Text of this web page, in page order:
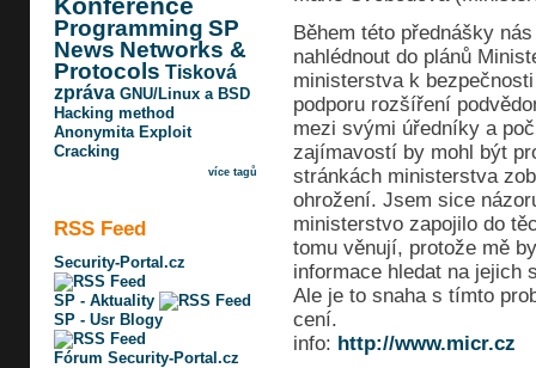
Konference
Programming SP
News Networks &
Protocols Tisková
zpráva GNU/Linux a BSD
Hacking method
Anonymita Exploit
Cracking
více tagů
RSS Feed
Security-Portal.cz
SP - Aktuality
SP - Usr Blogy
Fórum Security-Portal.cz
Během této přednášky
nahlédnout do plánů
ministerstva k
podporu rozšíření
mezi svými úředníky a
zajímavostí by mohl být
stránkách ministerstva
ohrožení. Jsem sice
ministerstvo zapojilo do
tomu věnují, protože mě
informace hledat na jejich
Ale je to snaha s tímto
cení.
info: http://www.micr.cz